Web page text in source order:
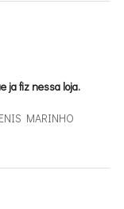
ja fiz nessa loja.
MARINHO